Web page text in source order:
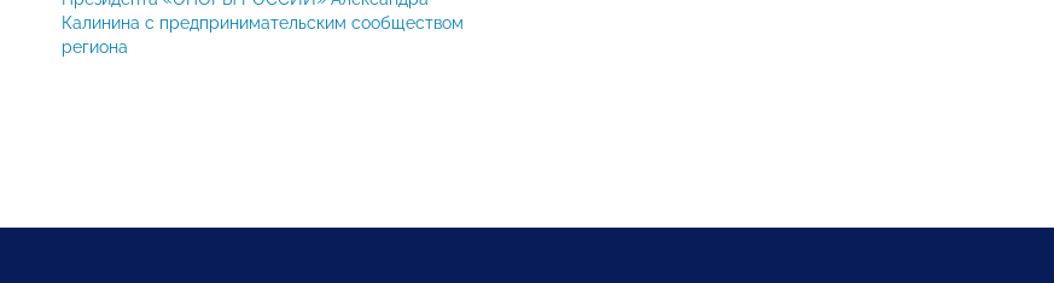
Калинина с предпринимательским сообществом
региона